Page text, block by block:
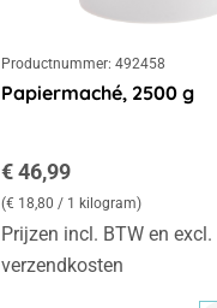
Productnummer: 492458
Papiermaché, 2500 g
Normale prijs:
€ 46,99
(€ 18,80 / 1 kilogram)
Prijzen incl. BTW en excl.
verzendkosten